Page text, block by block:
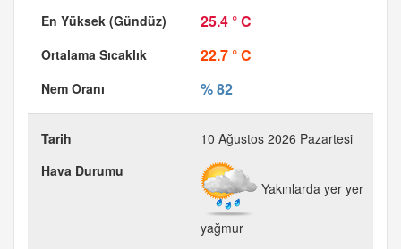
25.4 ° C
22.7 ° C
% 82
10 Ağustos 2026 Pazartesi
Yakınlarda yer yer
yağmur